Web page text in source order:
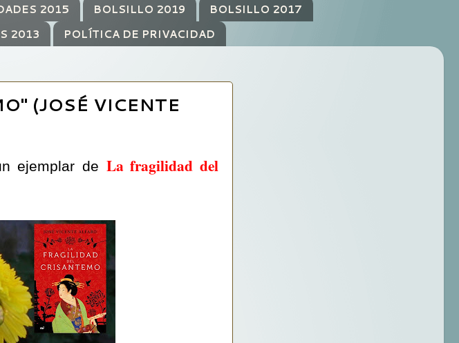
2015 BOLSILLO 2019
BOLSILLO 2017
2013 POLÍTICA DE PRIVACIDAD
(JOSÉ VICENTE
ejemplar de La fragilidad del